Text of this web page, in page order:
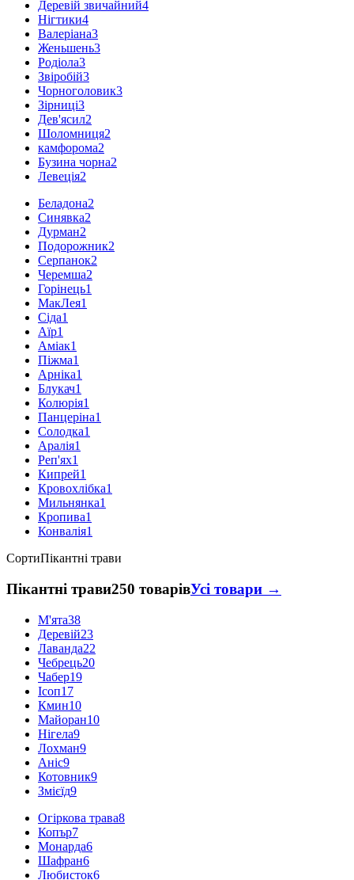
Деревій звичайний4
Нігтики4
Валеріана3
Женьшень3
Родіола3
Звіробій3
Чорноголовик3
Зірниці3
Дев'ясил2
Шоломниця2
камфорома2
Бузина чорна2
Левеція2
Беладона2
Синявка2
Дурман2
Подорожник2
Серпанок2
Черемша2
Горінець1
МакЛея1
Сіда1
Аїр1
Аміак1
Піжма1
Арніка1
Блукач1
Колюрія1
Панцеріна1
Солодка1
Аралія1
Реп'ях1
Кипрей1
Кровохлібка1
Мильнянка1
Кропива1
Конвалія1
СортиПікантні трави
Пікантні трави250 товарівУсі товари →
М'ята38
Деревій23
Лаванда22
Чебрець20
Чабер19
Ісоп17
Кмин10
Майоран10
Нігела9
Лохман9
Аніс9
Котовник9
Змієїд9
Огіркова трава8
Копър7
Монарда6
Шафран6
Любисток6